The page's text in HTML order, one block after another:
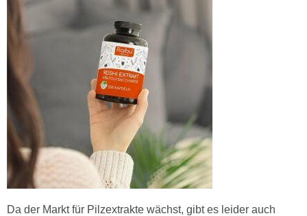
Da der Markt für Pilzextrakte wächst, gibt es leider auch